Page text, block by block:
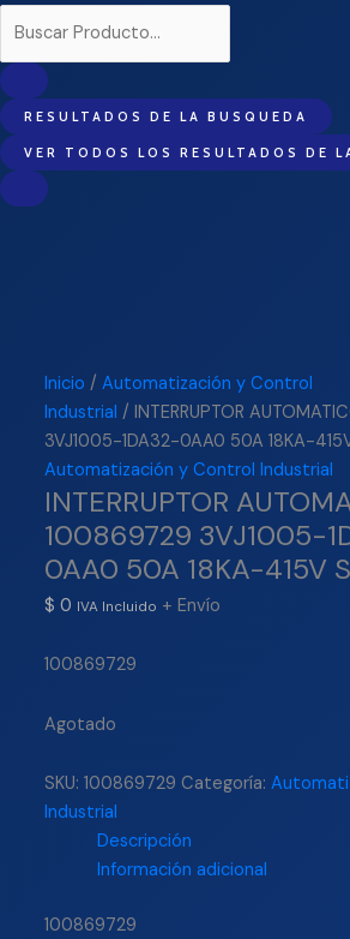
RESULTADOS DE LA BUSQUEDA
VER TODOS LOS RESULTADOS DE
Inicio /Automatización y Control
Industrial / INTERRUPTOR
3VJ1005-1DA32-0AA0 50A 18KA-
Automatización y Control Industrial
INTERRUPTOR
100869729 3VJ1005-
0AA0 50A 18KA-415V
$ 0 IVA Incluido + Envío
100869729
Agotado
SKU:100869729 Categoría:
Industrial
Descripción
Información adicional
100869729